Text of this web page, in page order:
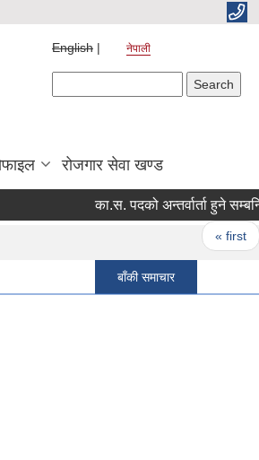
English नेपाली
रोजगार सेवा खण्ड
का.स. पदको अन्तर्वार्ता हुने सम्बन्धि
« first
बाँकी समाचार